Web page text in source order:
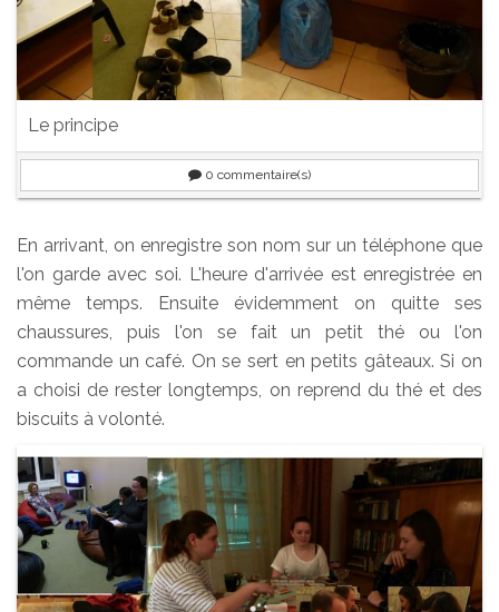
Le principe
0 commentaire(s)
En arrivant, on enregistre son nom sur un téléphone que
l'on garde avec soi. L'heure d'arrivée est enregistrée en
même temps. Ensuite évidemment on quitte ses
chaussures, puis l'on se fait un petit thé ou l'on
commande un café. On se sert en petits gâteaux. Si on
a choisi de rester longtemps, on reprend du thé et des
biscuits à volonté.